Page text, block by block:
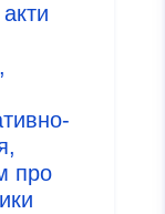
88u/dataset/
70b02af46f7c
про